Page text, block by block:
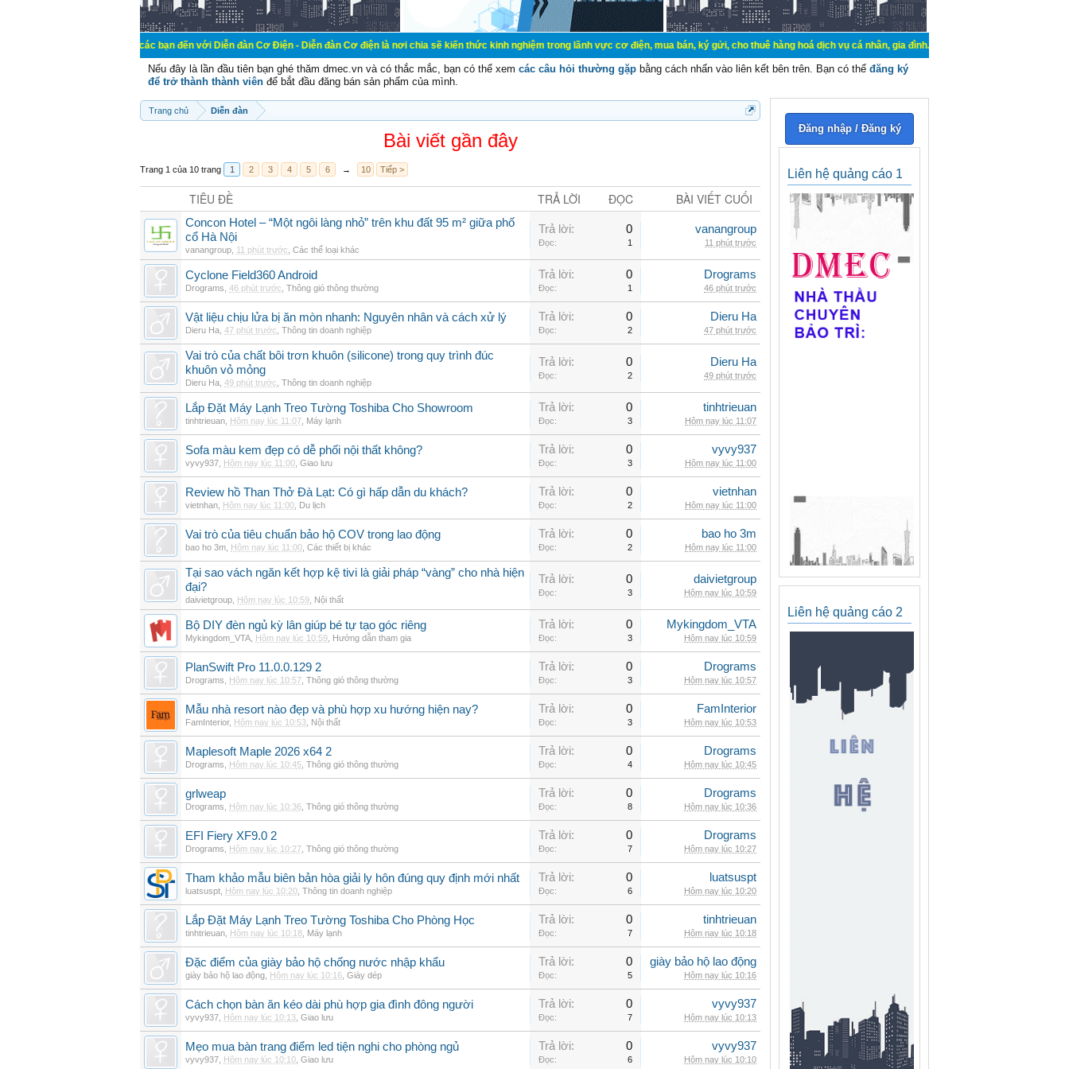
Chào mừng các bạn đến với Diễn đàn Cơ Điện - Diễn đàn Cơ điện là nơi chia sẽ kiến thức kinh nghiệm trong lãnh vực cơ điện, mua bán, ký gửi, cho thuê hàng hoá dịch vụ cá nhân, gia đình. Mua bán, ký gửi, cho thuê thiết bị hệ
Nếu đây là lần đầu tiên bạn ghé thăm dmec.vn và có thắc mắc, bạn có thể xem các câu hỏi thường gặp bằng cách nhấn vào liên kết bên trên. Bạn có thể đăng ký
để trở thành thành viên để bắt đầu đăng bán sản phẩm của mình.
Trang chủ Diễn đàn
Bài viết gần đây
Trang 1 của 10 trang 1 2 3 4 5 6 → 10 Tiếp >
TIÊU ĐỀ TRẢ LỜI ĐỌC BÀI VIẾT CUỐI
Concon Hotel – “Một ngôi làng nhỏ” trên khu đất 95 m² giữa phố
cổ Hà Nội
vanangroup 11 phút trước Các thể loại khác
Trả lời: 0
Đọc: 1
vanangroup
11 phút trước
Cyclone Field360 Android
Drograms 46 phút trước Thông gió thông thường
Trả lời: 0
Đọc: 1
Drograms
46 phút trước
Vật liệu chịu lửa bị ăn mòn nhanh: Nguyên nhân và cách xử lý
Dieru Ha 47 phút trước Thông tin doanh nghiệp
Trả lời: 0
Đọc: 2
Dieru Ha
47 phút trước
Vai trò của chất bôi trơn khuôn (silicone) trong quy trình đúc
khuôn vỏ mỏng
Dieru Ha 49 phút trước Thông tin doanh nghiệp
Trả lời: 0
Đọc: 2
Dieru Ha
49 phút trước
Lắp Đặt Máy Lạnh Treo Tường Toshiba Cho Showroom
tinhtrieuan Hôm nay lúc 11:07 Máy lạnh
Trả lời: 0
Đọc: 3
tinhtrieuan
Hôm nay lúc 11:07
Sofa màu kem đẹp có dễ phối nội thất không?
vyvy937 Hôm nay lúc 11:00 Giao lưu
Trả lời: 0
Đọc: 3
vyvy937
Hôm nay lúc 11:00
Review hồ Than Thở Đà Lạt: Có gì hấp dẫn du khách?
vietnhan Hôm nay lúc 11:00 Du lịch
Trả lời: 0
Đọc: 2
vietnhan
Hôm nay lúc 11:00
Vai trò của tiêu chuẩn bảo hộ COV trong lao động
bao ho 3m Hôm nay lúc 11:00 Các thiết bị khác
Trả lời: 0
Đọc: 2
bao ho 3m
Hôm nay lúc 11:00
Tại sao vách ngăn kết hợp kệ tivi là giải pháp “vàng” cho nhà hiện
đại?
daivietgroup Hôm nay lúc 10:59 Nội thất
Trả lời: 0
Đọc: 3
daivietgroup
Hôm nay lúc 10:59
Bộ DIY đèn ngủ kỳ lân giúp bé tự tạo góc riêng
Mykingdom_VTA Hôm nay lúc 10:59 Hướng dẫn tham gia
Trả lời: 0
Đọc: 3
Mykingdom_VTA
Hôm nay lúc 10:59
PlanSwift Pro 11.0.0.129 2
Drograms Hôm nay lúc 10:57 Thông gió thông thường
Trả lời: 0
Đọc: 3
Drograms
Hôm nay lúc 10:57
Mẫu nhà resort nào đẹp và phù hợp xu hướng hiện nay?
FamInterior, Hôm nay lúc 10:53 Nội thất
Trả lời: 0
Đọc: 3
FamInterior
Hôm nay lúc 10:53
Maplesoft Maple 2026 x64 2
Drograms Hôm nay lúc 10:45 Thông gió thông thường
Trả lời: 0
Đọc: 4
Drograms
Hôm nay lúc 10:45
grlweap
Drograms Hôm nay lúc 10:36 Thông gió thông thường
Trả lời: 0
Đọc: 8
Drograms
Hôm nay lúc 10:36
EFI Fiery XF9.0 2
Drograms Hôm nay lúc 10:27 Thông gió thông thường
Trả lời: 0
Đọc: 7
Drograms
Hôm nay lúc 10:27
Tham khảo mẫu biên bản hòa giải ly hôn đúng quy định mới nhất
luatsuspt Hôm nay lúc 10:20 Thông tin doanh nghiệp
Trả lời: 0
Đọc: 6
luatsuspt
Hôm nay lúc 10:20
Lắp Đặt Máy Lạnh Treo Tường Toshiba Cho Phòng Học
tinhtrieuan Hôm nay lúc 10:18 Máy lạnh
Trả lời: 0
Đọc: 7
tinhtrieuan
Hôm nay lúc 10:18
Đặc điểm của giày bảo hộ chống nước nhập khẩu
giày bảo hộ lao động Hôm nay lúc 10:16 Giày dép
Trả lời: 0
Đọc: 5
giày bảo hộ lao động
Hôm nay lúc 10:16
Cách chọn bàn ăn kéo dài phù hợp gia đình đông người
vyvy937 Hôm nay lúc 10:13 Giao lưu
Trả lời: 0
Đọc: 7
vyvy937
Hôm nay lúc 10:13
Mẹo mua bàn trang điểm led tiện nghi cho phòng ngủ
vyvy937 Hôm nay lúc 10:10 Giao lưu
Trả lời: 0
Đọc: 6
vyvy937
Hôm nay lúc 10:10
Đăng nhập / Đăng ký
Liên hệ quảng cáo 1
Liên hệ quảng cáo 2